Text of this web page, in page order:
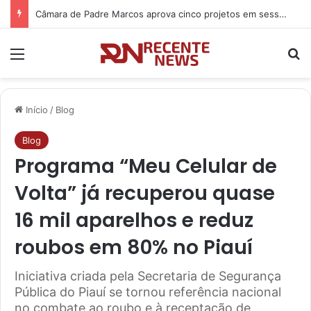
6 combinações entre medicamentos e alimentos que devem ser evitadas
Início / Blog
Blog
Programa “Meu Celular de
Volta” já recuperou quase
16 mil aparelhos e reduz
roubos em 80% no Piauí
Iniciativa criada pela Secretaria de Segurança
Pública do Piauí se tornou referência nacional